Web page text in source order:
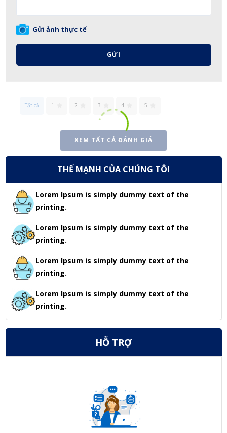
Gửi ảnh thực tế
GỬI
Tất cả 1 2 3 4 5
XEM TẤT CẢ ĐÁNH GIÁ
THẾ MẠNH CỦA CHÚNG TÔI
Lorem Ipsum is simply dummy text of the
printing.
Lorem Ipsum is simply dummy text of the
printing.
Lorem Ipsum is simply dummy text of the
printing.
Lorem Ipsum is simply dummy text of the
printing.
HỖ TRỢ